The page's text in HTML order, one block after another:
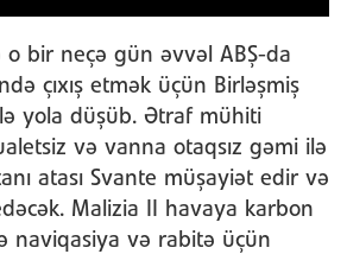
o bir neçə gün əvvəl ABŞ-da
çıxış etmək üçün Birləşmiş
yola düşüb. Ətraf mühiti
və vanna otaqsız gəmi ilə
atası Svante müşayiət edir və
Malizia II havaya karbon
naviqasiya və rabitə üçün